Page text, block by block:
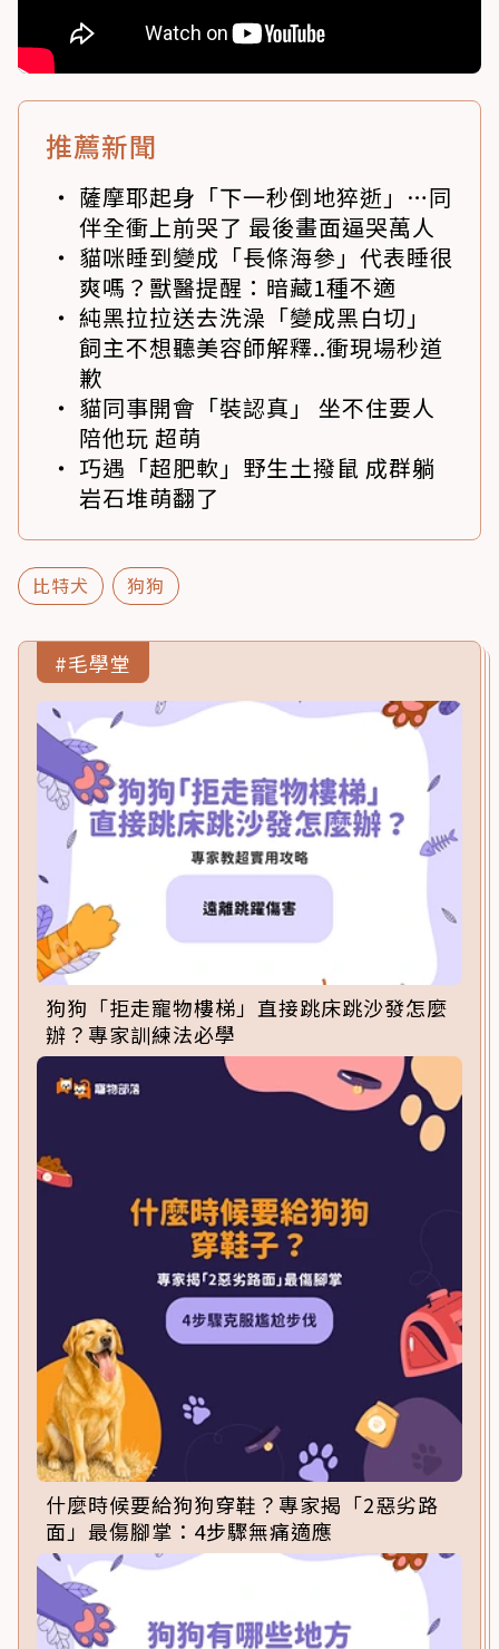
推薦新聞
薩摩耶起身「下一秒倒地猝逝」…同
伴全衝上前哭了 最後畫面逼哭萬人
貓咪睡到變成「長條海參」代表睡很
爽嗎？獸醫提醒：暗藏1種不適
純黑拉拉送去洗澡「變成黑白切」
飼主不想聽美容師解釋..衝現場秒道
歉
貓同事開會「裝認真」 坐不住要人
陪他玩 超萌
巧遇「超肥軟」野生土撥鼠 成群躺
岩石堆萌翻了
比特犬 狗狗
#毛學堂
狗狗「拒走寵物樓梯」直接跳床跳沙發怎麼
辦？專家訓練法必學
什麼時候要給狗狗穿鞋？專家揭「2惡劣路
面」最傷腳掌：4步驟無痛適應